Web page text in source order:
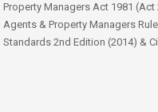
Property Managers Act 1981
Agents & Property Managers
Standards 2nd Edition (2014) &